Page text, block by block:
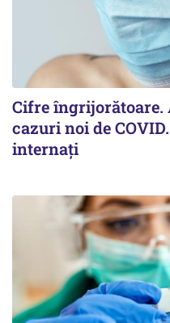
Cifre îngrijorătoare.
cazuri noi de
internați